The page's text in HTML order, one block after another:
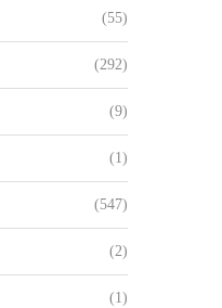
(55)
(292)
(9)
(1)
(547)
(2)
(1)